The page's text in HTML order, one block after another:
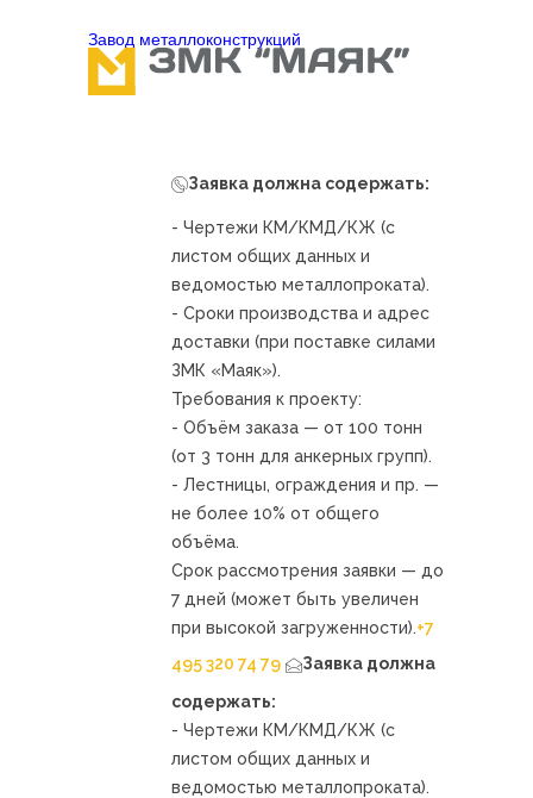
Завод металлоконcтрукций
Заявка должна содержать:
- Чертежи КМ/КМД/КЖ (с
листом общих данных и
ведомостью металлопроката).
- Сроки производства и адрес
доставки (при поставке силами
ЗМК «Маяк»).
Требования к проекту:
- Объём заказа — от 100 тонн
(от 3 тонн для анкерных групп).
- Лестницы, ограждения и пр. —
не более 10% от общего
объёма.
Срок рассмотрения заявки — до
7 дней (может быть увеличен
при высокой загруженности).+7
495 320 74 79
Заявка должна
содержать:
- Чертежи КМ/КМД/КЖ (с
листом общих данных и
ведомостью металлопроката).